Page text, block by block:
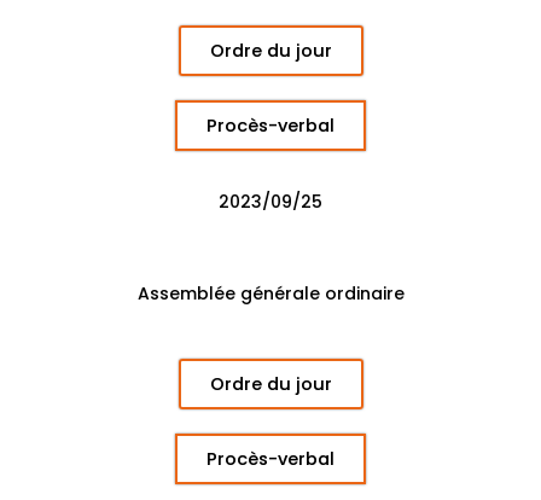
Ordre du jour
Procès-verbal
2023/09/25
Assemblée générale ordinaire
Ordre du jour
Procès-verbal